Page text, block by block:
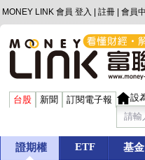
MONEY LINK 會員 登入 註冊 會員
台股 新聞 訂閱電子報 設
證期權 ETF 基金